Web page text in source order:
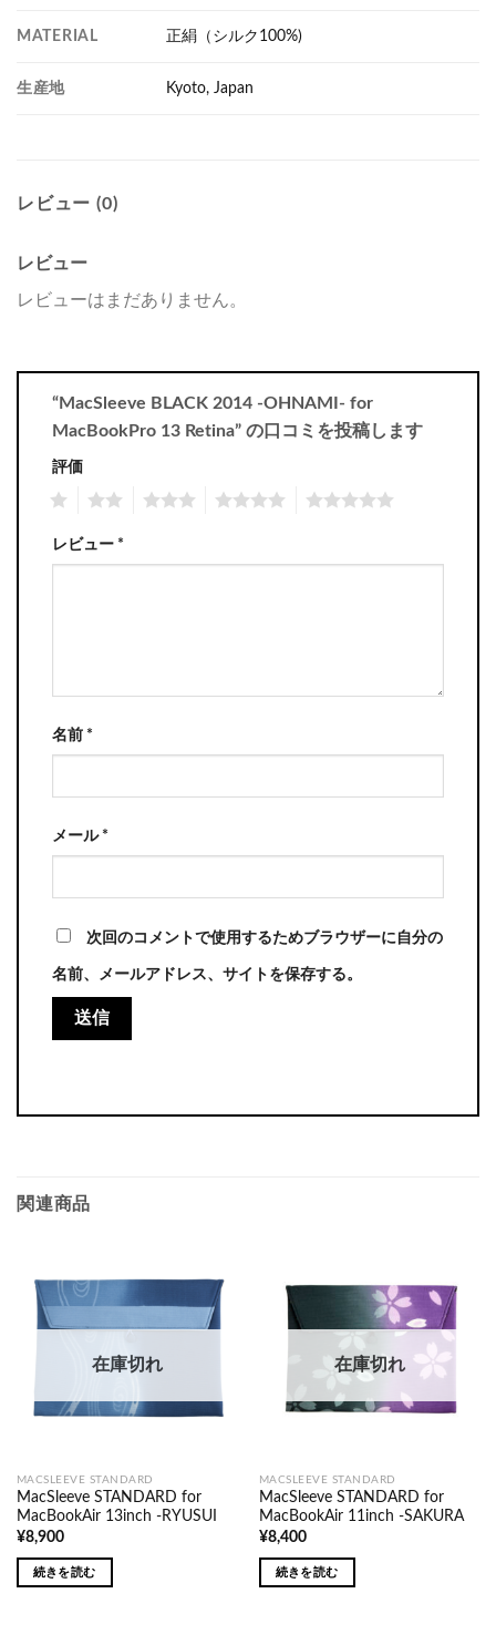
MATERIAL 正絹（シルク100%)
生産地 Kyoto, Japan
レビュー (0)
レビュー
レビューはまだありません。
“MacSleeve BLACK 2014 -OHNAMI- for
MacBookPro 13 Retina” の口コミを投稿します
評価
レビュー *
名前 *
メール *
次回のコメントで使用するためブラウザーに自分の
名前、メールアドレス、サイトを保存する。
関連商品
在庫切れ
MACSLEEVE STANDARD
MacSleeve STANDARD for
MacBookAir 13inch -RYUSUI
¥8,900
続きを読む
在庫切れ
MACSLEEVE STANDARD
MacSleeve STANDARD for
MacBookAir 11inch -SAKURA
¥8,400
続きを読む